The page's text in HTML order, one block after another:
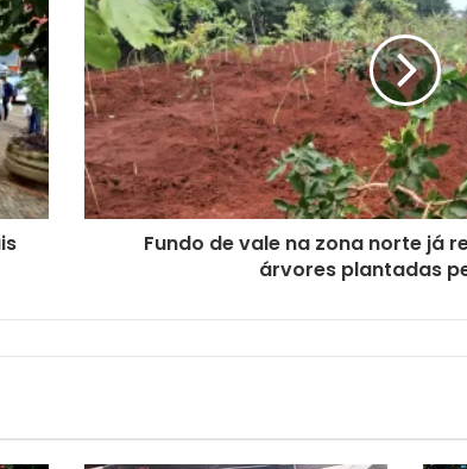
Fundo de vale na zona norte já
árvores plantadas